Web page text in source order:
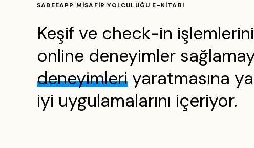
SABEEAPP MİSAFİR YOLCULUĞU E-KİTABI
Keşif ve check-in
online deneyimler
deneyimleri yaratmasına
iyi uygulamalarını içeriyor.